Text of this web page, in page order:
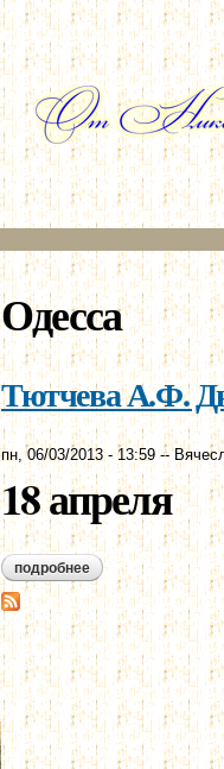
Одесса
Тютчева А.Ф.
пн, 06/03/2013 - 13:59 --
18 апреля
подробнее о тютчева а.ф.